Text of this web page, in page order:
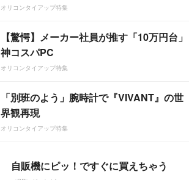
オリコンタイアップ特集
【驚愕】メーカー社員が推す「10万円台」
神コスパPC
オリコンタイアップ特集
「別班のよう」腕時計で『VIVANT』の世
界観再現
オリコンタイアップ特集
自販機にピッ！ですぐに買えちゃう